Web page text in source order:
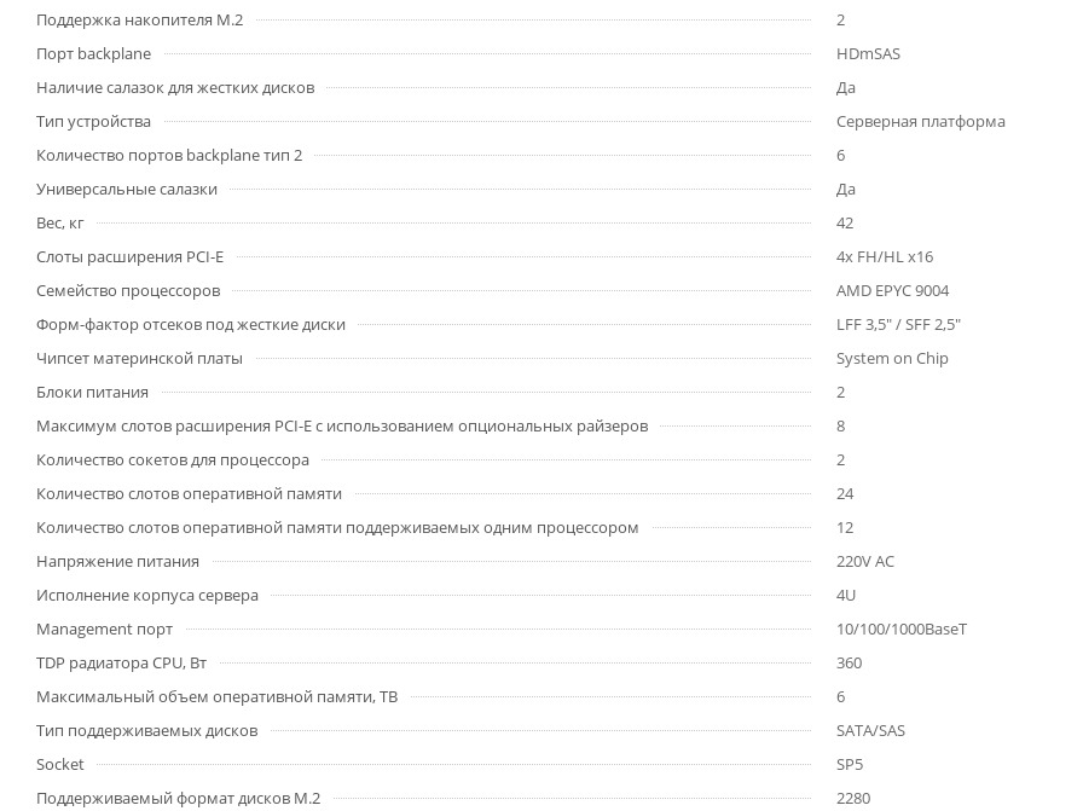
Поддержка накопителя M.2
2
Порт backplane
HDmSAS
Наличие салазок для жестких дисков
Да
Тип устройства
Серверная платформа
Количество портов backplane тип 2
6
Универсальные салазки
Да
Вес, кг
42
Слоты расширения PCI-E
4x FH/HL x16
Семейство процессоров
AMD EPYC 9004
Форм-фактор отсеков под жесткие диски
LFF 3,5" / SFF 2,5"
Чипсет материнской платы
System on Chip
Блоки питания
2
Максимум слотов расширения PCI-E с использованием опциональных райзеров
8
Количество сокетов для процессора
2
Количество слотов оперативной памяти
24
Количество слотов оперативной памяти поддерживаемых одним процессором
12
Напряжение питания
220V AC
Исполнение корпуса сервера
4U
Management порт
10/100/1000BaseT
TDP радиатора CPU, Вт
360
Максимальный объем оперативной памяти, TB
6
Тип поддерживаемых дисков
SATA/SAS
Socket
SP5
Поддерживаемый формат дисков M.2
2280